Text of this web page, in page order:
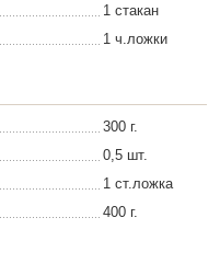
1 стакан
1 ч.ложки
300 г.
0,5 шт.
1 ст.ложка
400 г.